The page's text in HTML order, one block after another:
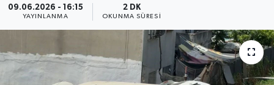
09.06.2026 - 16:15
YAYINLANMA
2 DK
OKUNMA SÜRESI
BİLİM VE TEKNOLOJİ
KURUMSAL